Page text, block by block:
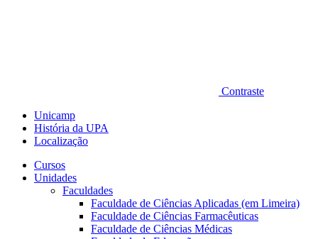
Contraste
Unicamp
História da UPA
Localização
Cursos
Unidades
Faculdades
Faculdade de Ciências Aplicadas (em Limeira)
Faculdade de Ciências Farmacêuticas
Faculdade de Ciências Médicas